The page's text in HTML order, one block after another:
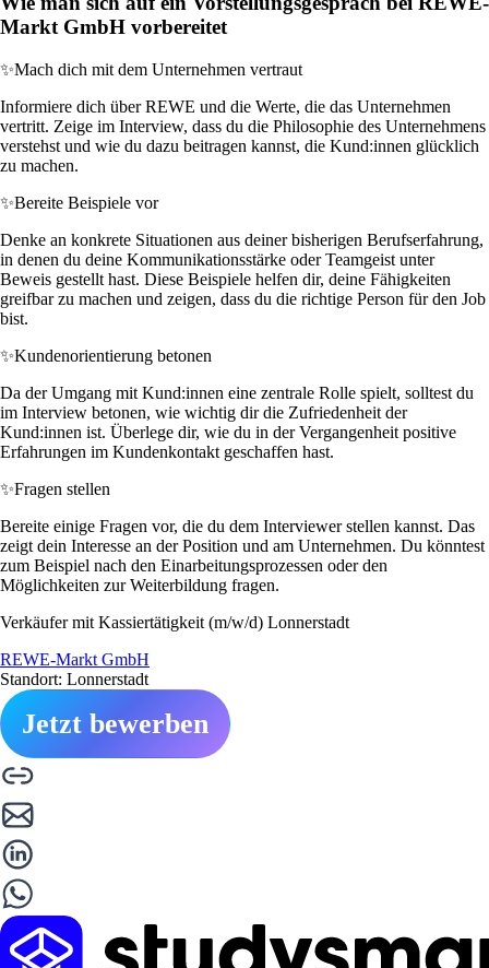
Markt GmbH vorbereitet
✨Mach dich mit dem Unternehmen vertraut
Informiere dich über REWE und die Werte, die das Unternehmen
vertritt. Zeige im Interview, dass du die Philosophie des Unternehmens
verstehst und wie du dazu beitragen kannst, die Kund:innen glücklich
zu machen.
✨Bereite Beispiele vor
Denke an konkrete Situationen aus deiner bisherigen Berufserfahrung,
in denen du deine Kommunikationsstärke oder Teamgeist unter
Beweis gestellt hast. Diese Beispiele helfen dir, deine Fähigkeiten
greifbar zu machen und zeigen, dass du die richtige Person für den Job
bist.
✨Kundenorientierung betonen
Da der Umgang mit Kund:innen eine zentrale Rolle spielt, solltest du
im Interview betonen, wie wichtig dir die Zufriedenheit der
Kund:innen ist. Überlege dir, wie du in der Vergangenheit positive
Erfahrungen im Kundenkontakt geschaffen hast.
✨Fragen stellen
Bereite einige Fragen vor, die du dem Interviewer stellen kannst. Das
zeigt dein Interesse an der Position und am Unternehmen. Du könntest
zum Beispiel nach den Einarbeitungsprozessen oder den
Möglichkeiten zur Weiterbildung fragen.
Verkäufer mit Kassiertätigkeit (m/w/d) Lonnerstadt
REWE-Markt GmbH
Standort: Lonnerstadt
Jetzt bewerben